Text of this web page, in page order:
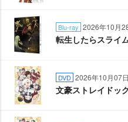
Blu-ray 2026年10月
転生したらスライ
DVD 2026年10月07
文豪ストレイドッ